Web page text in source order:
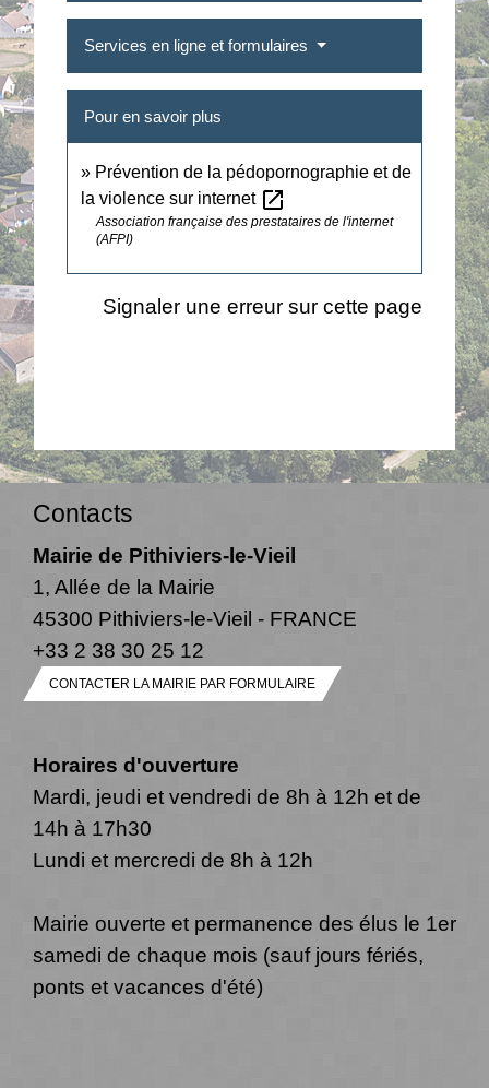
Services en ligne et formulaires
Pour en savoir plus
Prévention de la pédopornographie et de
la violence sur internet open_in_new
Association française des prestataires de l'internet
(AFPI)
Signaler une erreur sur cette page
Contacts
Mairie de Pithiviers-le-Vieil
1, Allée de la Mairie
45300 Pithiviers-le-Vieil - FRANCE
+33 2 38 30 25 12
CONTACTER LA MAIRIE PAR FORMULAIRE
Horaires d'ouverture
Mardi, jeudi et vendredi de 8h à 12h et de
14h à 17h30
Lundi et mercredi de 8h à 12h
Mairie ouverte et permanence des élus le 1er
samedi de chaque mois (sauf jours fériés,
ponts et vacances d'été)